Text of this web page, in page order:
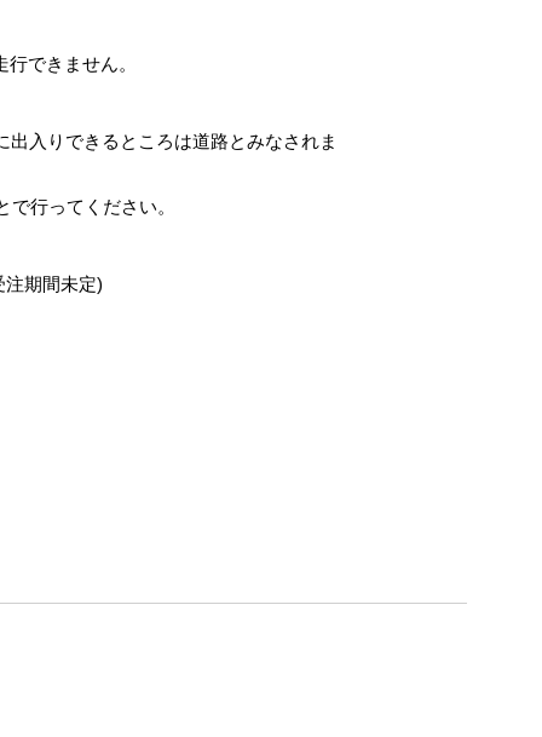
できません。
入りできるところは道路とみなされま
行ってください。
注期間未定)